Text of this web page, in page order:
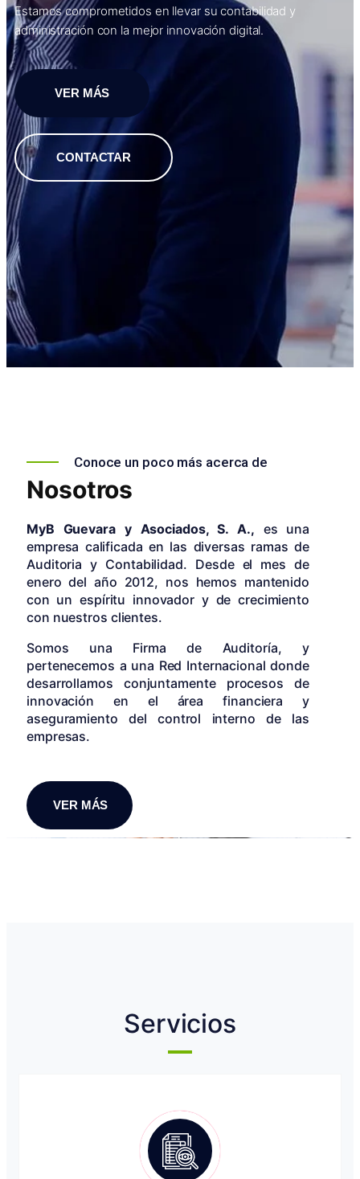
Estamos comprometidos en llevar su contabilidad y
administración con la mejor innovación digital.
VER MÁS
CONTACTAR
Conoce un poco más acerca de
Nosotros
MyB Guevara y Asociados, S. A., es una
empresa calificada en las diversas ramas de
Auditoria y Contabilidad. Desde el mes de
enero del año 2012, nos hemos mantenido
con un espíritu innovador y de crecimiento
con nuestros clientes.
Somos una Firma de Auditoría, y
pertenecemos a una Red Internacional donde
desarrollamos conjuntamente procesos de
innovación en el área financiera y
aseguramiento del control interno de las
empresas.
VER MÁS
Servicios